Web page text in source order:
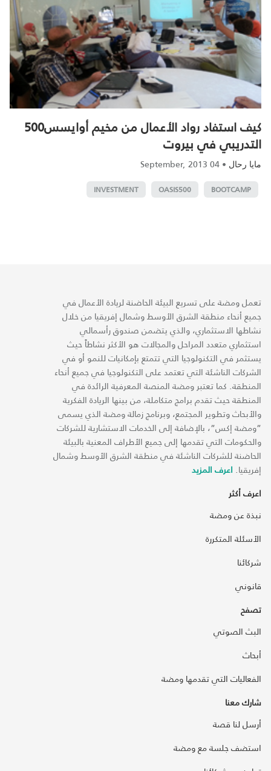
كيف استفاد رواد الأعمال من مخيم أوايسس500
التدريبي في بيروت
مايا رحال •
04 September, 2013
BOOTCAMP
OASIS500
INVESTMENT
تعمل ومضة على تسريع البيئة الحاضنة لريادة الأعمال في
جميع أنحاء منطقة الشرق الأوسط وشمال إفريقيا من خلال
نشاطها الاستثماري، والذي يتضمن صندوق رأسمالي
استثماري متعدد المراحل والمجالات هو الأكثر نشاطاً حيث
يستثمر في التكنولوجيا التي تتمتع بإمكانيات للنمو أو في
الشركات الناشئة التي تعتمد على التكنولوجيا في جميع أنحاء
المنطقة. كما تعتبر ومضة المنصة المعرفية الرائدة في
المنطقة حيث تقدم برامج متكاملة، من بينها الريادة الفكرية
والأبحاث وتطوير المجتمع، وبرنامج زمالة ومضة الذي يسمى
“ومضة إكس“، بالإضافة إلى الخدمات الاستشارية للشركات
والحكومات التي تقدمها إلى جميع الأطراف المعنية بالبيئة
الحاضنة للشركات الناشئة في منطقة الشرق الأوسط وشمال
إفريقيا. اعرف المزيد
اعرف أكثر
نبذة عن ومضة
الأسئلة المتكررة
شركائنا
قانوني
تصفح
البث الصوتي
أبحاث
الفعاليات التي تقدمها ومضة
شارك معنا
أرسل لنا قصة
استضف جلسة مع ومضة